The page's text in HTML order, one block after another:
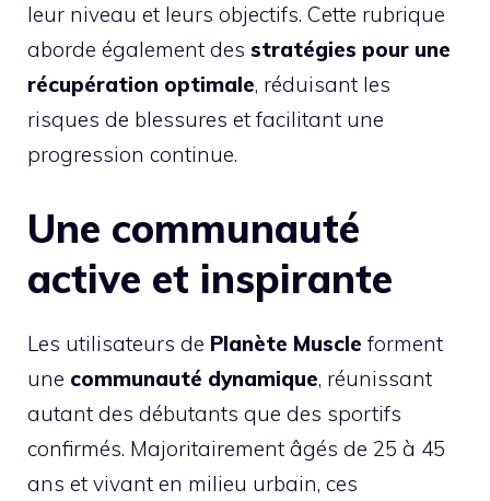
leur niveau et leurs objectifs. Cette rubrique
aborde également des stratégies pour une
récupération optimale, réduisant les
risques de blessures et facilitant une
progression continue.
Une communauté
active et inspirante
Les utilisateurs de Planète Muscle forment
une communauté dynamique, réunissant
autant des débutants que des sportifs
confirmés. Majoritairement âgés de 25 à 45
ans et vivant en milieu urbain, ces